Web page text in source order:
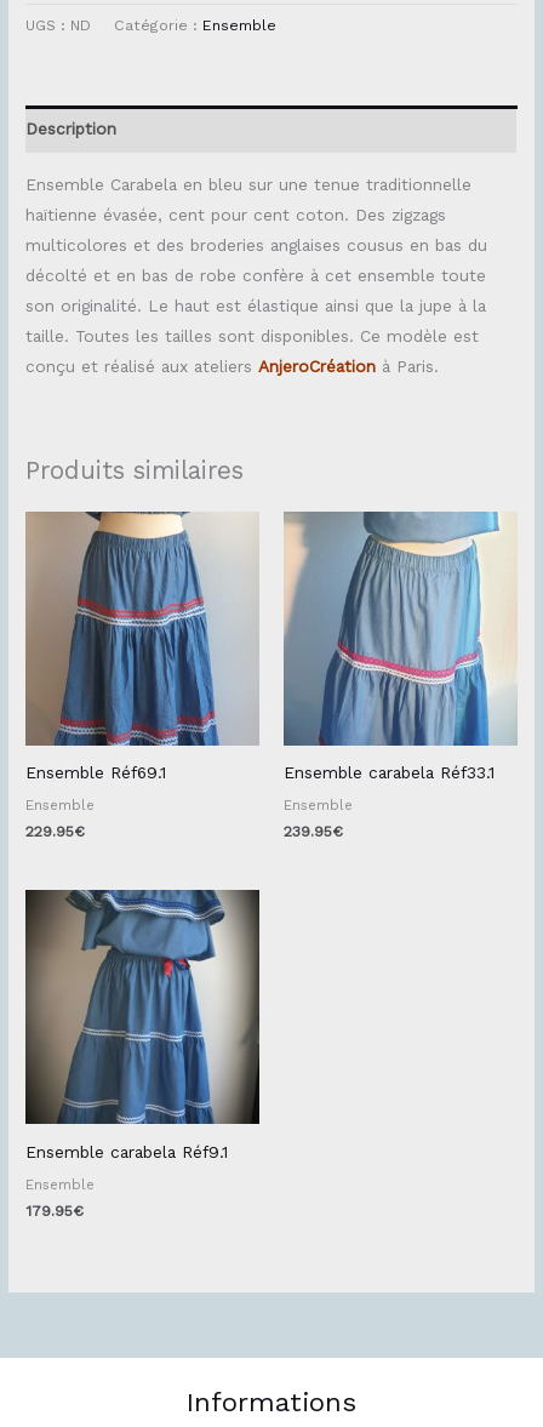
UGS : ND Catégorie : Ensemble
Description
Ensemble Carabela en bleu sur une tenue traditionnelle
haïtienne évasée, cent pour cent coton. Des zigzags
multicolores et des broderies anglaises cousus en bas du
décolté et en bas de robe confère à cet ensemble toute
son originalité. Le haut est élastique ainsi que la jupe à la
taille. Toutes les tailles sont disponibles. Ce modèle est
conçu et réalisé aux ateliersAnjeroCréation à Paris.
Produits similaires
Ensemble Réf69.1
Ensemble
229.95€
Ensemble carabela Réf33.1
Ensemble
239.95€
Ensemble carabela Réf9.1
Ensemble
179.95€
Informations